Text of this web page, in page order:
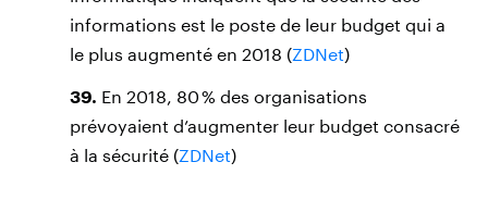
informations est le poste de leur budget qui a
le plus augmenté en 2018 (ZDNet)
39. En 2018, 80 % des organisations
prévoyaient d’augmenter leur budget consacré
à la sécurité (ZDNet)